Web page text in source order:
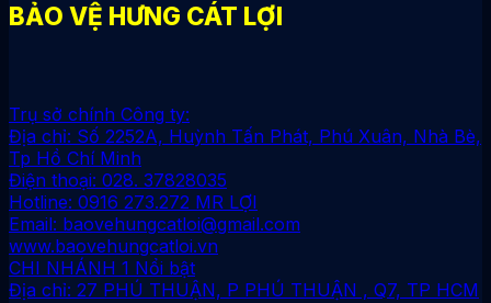
BẢO VỆ HƯNG CÁT LỢI
Trụ sở chính Công ty:
Địa chỉ: Số 2252A, Huỳnh Tấn Phát, Phú Xuân, Nhà Bè,
Tp Hồ Chí Minh
Điện thoại: 028. 37828035
Hotline: 0916 273.272 MR LỢI
Email: baovehungcatloi@gmail.com
www.baovehungcatloi.vn
CHI NHÁNH 1
Địa chỉ: 27 PHÚ THUẬN, P PHÚ THUẬN , Q7, TP HCM